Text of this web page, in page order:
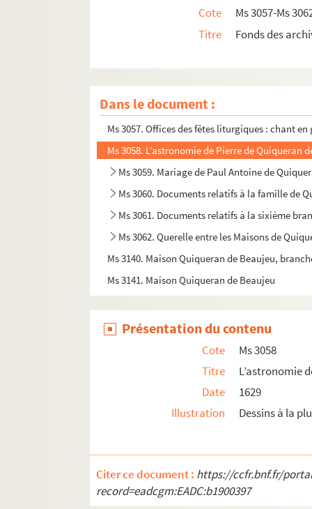
Cote
Ms 3057-Ms
Titre
Fonds des
Dans le document :
Ms 3057. Offices des fêtes liturgiques : chant
Ms 3058. L’astronomie de Pierre de Quiqueran
Ms 3059. Mariage de Paul Antoine de
Ms 3060. Documents relatifs à la famille de
Ms 3061. Documents relatifs à la sixième
Ms 3062. Querelle entre les Maisons de
Ms 3140. Maison Quiqueran de Beaujeu,
Ms 3141. Maison Quiqueran de Beaujeu
Présentation du contenu
Cote
Ms 3058
Titre
L’astronomie
Date
1629
Illustration
Dessins à la
Citer ce document : https://ccfr.bnf.fr/
record=eadcgm:EADC:b1900397